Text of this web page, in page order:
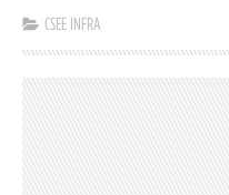
CSEE INFRA